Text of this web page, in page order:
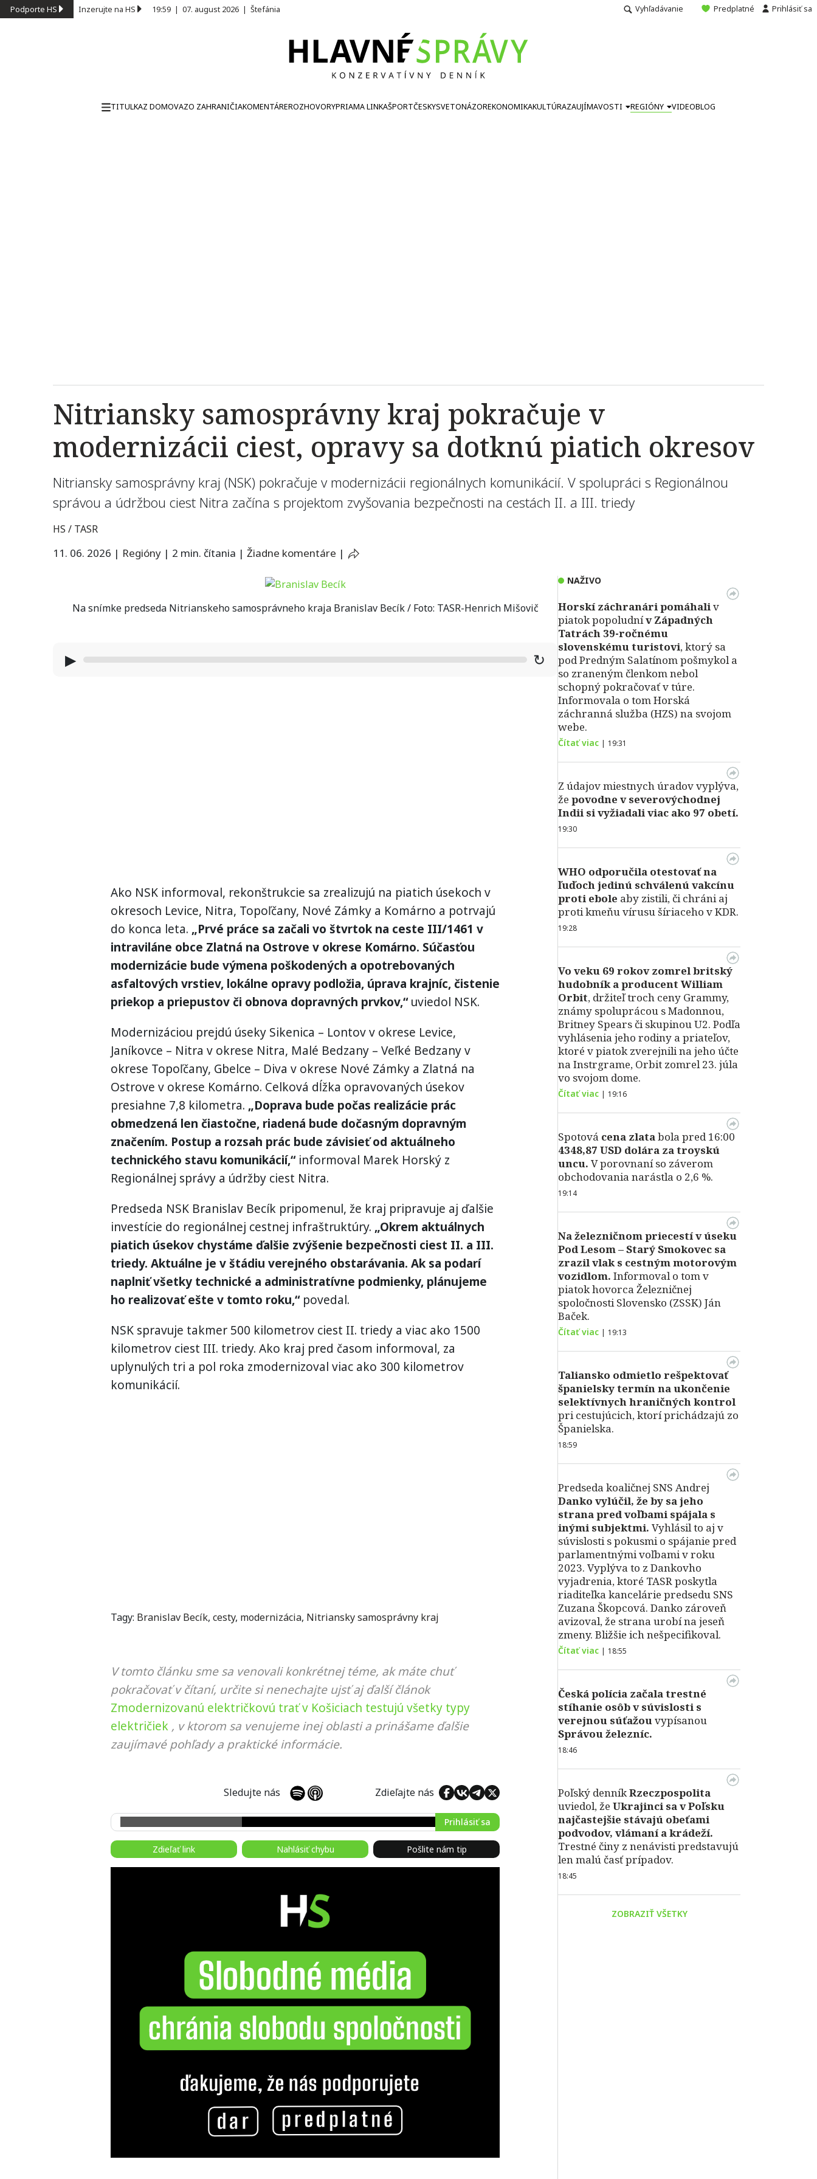
Podporte HS Inzerujte na HS 19:59 | 07. august 2026 | Štefánia Vyhľadávanie Predplatné Prihlásiť sa
TITULKAZ DOMOVAZO ZAHRANIČIAKOMENTÁREROZHOVORYPRIAMA LINKAŠPORTČESKYSVETONÁZOREKONOMIKAKULTÚRAZAUJÍMAVOSTI REGIÓNY VIDEOBLOG
Nitriansky samosprávny kraj pokračuje v
modernizácii ciest, opravy sa dotknú piatich okresov
Nitriansky samosprávny kraj (NSK) pokračuje v modernizácii regionálnych komunikácií. V spolupráci s Regionálnou
správou a údržbou ciest Nitra začína s projektom zvyšovania bezpečnosti na cestách II. a III. triedy
HS / TASR
11. 06. 2026 | Regióny | 2 min. čítania | Žiadne komentáre |
Na snímke predseda Nitrianskeho samosprávneho kraja Branislav Becík / Foto: TASR-Henrich Mišovič
▶ ↻
Ako NSK informoval, rekonštrukcie sa zrealizujú na piatich úsekoch v
okresoch Levice, Nitra, Topoľčany, Nové Zámky a Komárno a potrvajú
do konca leta. „Prvé práce sa začali vo štvrtok na ceste III/1461 v
intraviláne obce Zlatná na Ostrove v okrese Komárno. Súčasťou
modernizácie bude výmena poškodených a opotrebovaných
asfaltových vrstiev, lokálne opravy podložia, úprava krajníc, čistenie
priekop a priepustov či obnova dopravných prvkov,“uviedol NSK.
Modernizáciou prejdú úseky Sikenica – Lontov v okrese Levice,
Janíkovce – Nitra v okrese Nitra, Malé Bedzany – Veľké Bedzany v
okrese Topoľčany, Gbelce – Diva v okrese Nové Zámky a Zlatná na
Ostrove v okrese Komárno. Celková dĺžka opravovaných úsekov
presiahne 7,8 kilometra. „Doprava bude počas realizácie prác
obmedzená len čiastočne, riadená bude dočasným dopravným
značením. Postup a rozsah prác bude závisieť od aktuálneho
technického stavu komunikácií,“informoval Marek Horský z
Regionálnej správy a údržby ciest Nitra.
Predseda NSK Branislav Becík pripomenul, že kraj pripravuje aj ďalšie
investície do regionálnej cestnej infraštruktúry. „Okrem aktuálnych
piatich úsekov chystáme ďalšie zvýšenie bezpečnosti ciest II. a III.
triedy. Aktuálne je v štádiu verejného obstarávania. Ak sa podarí
naplniť všetky technické a administratívne podmienky, plánujeme
ho realizovať ešte v tomto roku,“povedal.
NSK spravuje takmer 500 kilometrov ciest II. triedy a viac ako 1500
kilometrov ciest III. triedy. Ako kraj pred časom informoval, za
uplynulých tri a pol roka zmodernizoval viac ako 300 kilometrov
komunikácií.
Tagy: Branislav Becík, cesty, modernizácia, Nitriansky samosprávny kraj
V tomto článku sme sa venovali konkrétnej téme, ak máte chuť
pokračovať v čítaní, určite si nenechajte ujsť aj ďalší článok
Zmodernizovanú električkovú trať v Košiciach testujú všetky typy
električiek , v ktorom sa venujeme inej oblasti a prinášame ďalšie
zaujímavé pohľady a praktické informácie.
Sledujte nás Zdieľajte nás
Prihlásiť sa
Zdieľať link Nahlásiť chybu Pošlite nám tip
NAŽIVO
Horskí záchranári pomáhaliv
piatok popoludnív Západných
Tatrách 39-ročnému
slovenskému turistovi, ktorý sa
pod Predným Salatínom pošmykol a
so zraneným členkom nebol
schopný pokračovať v túre.
Informovala o tom Horská
záchranná služba (HZS) na svojom
webe.
Čítať viac | 19:31
Z údajov miestnych úradov vyplýva,
že povodne v severovýchodnej
Indii si vyžiadali viac ako 97 obetí.
19:30
WHO odporučila otestovať na
ľuďoch jedinú schválenú vakcínu
proti ebole aby zistili, či chráni aj
proti kmeňu vírusu šíriaceho v KDR.
19:28
Vo veku 69 rokov zomrel britský
hudobník a producent William
Orbit, držiteľ troch ceny Grammy,
známy spoluprácou s Madonnou,
Britney Spears či skupinou U2. Podľa
vyhlásenia jeho rodiny a priateľov,
ktoré v piatok zverejnili na jeho účte
na Instrgrame, Orbit zomrel 23. júla
vo svojom dome.
Čítať viac | 19:16
Spotová cena zlatabola pred 16:00
4348,87 USD dolára za troyskú
uncu. V porovnaní so záverom
obchodovania narástla o 2,6 %.
19:14
Na železničnom priecestí v úseku
Pod Lesom – Starý Smokovec sa
zrazil vlak s cestným motorovým
vozidlom. Informoval o tom v
piatok hovorca Železničnej
spoločnosti Slovensko (ZSSK) Ján
Baček.
Čítať viac | 19:13
Taliansko odmietlo rešpektovať
španielsky termín na ukončenie
selektívnych hraničných kontrol
pri cestujúcich, ktorí prichádzajú zo
Španielska.
18:59
Predseda koaličnej SNS Andrej
Danko vylúčil, že by sa jeho
strana pred voľbami spájala s
inými subjektmi. Vyhlásil to aj v
súvislosti s pokusmi o spájanie pred
parlamentnými voľbami v roku
2023. Vyplýva to z Dankovho
vyjadrenia, ktoré TASR poskytla
riaditeľka kancelárie predsedu SNS
Zuzana Škopcová. Danko zároveň
avizoval, že strana urobí na jeseň
zmeny. Bližšie ich nešpecifikoval.
Čítať viac | 18:55
Česká polícia začala trestné
stíhanie osôb v súvislosti s
verejnou súťažouvypísanou
Správou železníc.
18:46
Poľský denníkRzeczpospolita
uviedol, že Ukrajinci sa v Poľsku
najčastejšie stávajú obeťami
podvodov, vlámaní a krádeží.
Trestné činy z nenávisti predstavujú
len malú časť prípadov.
18:45
ZOBRAZIŤ VŠETKY